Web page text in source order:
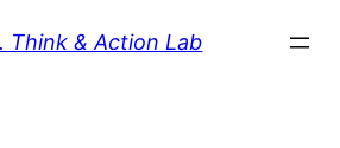
Think & Action Lab